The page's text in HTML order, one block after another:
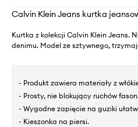
Calvin Klein Jeans kurtka
Kurtka z kolekcji Calvin Klein Jeans.
denimu. Model ze sztywnego,
- Produkt zawiera materiały z
- Prosty, nie blokujący ruchów
- Wygodne zapięcie na guziki
- Kieszonka na piersi.